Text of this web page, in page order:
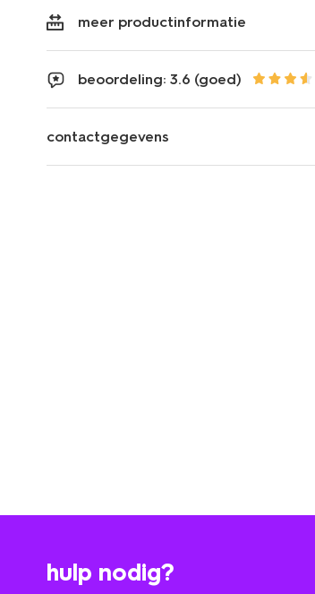
meer productinformatie
beoordeling: 3.6 (goed)
contactgegevens
hulp nodig?